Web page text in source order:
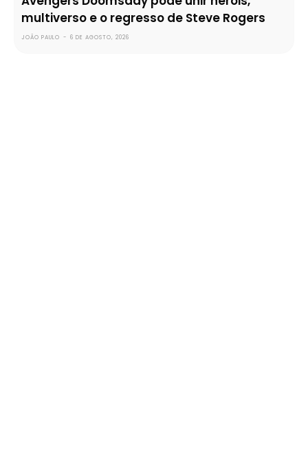
multiverso e o regresso de Steve Rogers
JOÃO PAULO - 6 DE AGOSTO, 2026